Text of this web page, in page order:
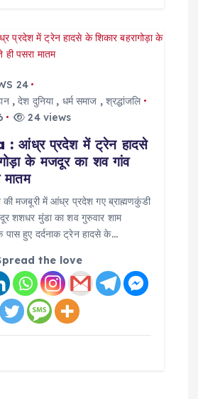
24
,देश दुनिया, धर्म समाज , श्रद्धांजलि
24 views
आंध्र प्रदेश में ट्रेन हादसे
के मजदूर का शव गांव
मातम
की मजबूरी में आंध्र प्रदेश गए ब्राह्मणकुंडी
शशधर मुंडा का शव गुरुवार शाम
हुए दर्दनाक ट्रेन हादसे के…
the love